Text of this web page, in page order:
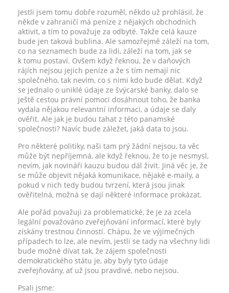
Jestli jsem tomu dobře rozuměl, někdo už prohlásil, že
někde v zahraničí má peníze z nějakých obchodních
aktivit, a tím to považuje za odbyté. Takže celá kauze
bude jen taková bublina. Ale samozřejmě záleží na tom,
co na seznamech bude za lidi, záleží na tom, jak se
k tomu postaví. Ovšem když řeknou, že v daňových
rájích nejsou jejich peníze a že s tím nemají nic
společného, tak nevím, co s nimi kdo bude dělat. Když
se jednalo o uniklé údaje ze švýcarské banky, dalo se
ještě cestou právní pomoci dosáhnout toho, že banka
vydala nějakou relevantní informaci, a údaje se daly
ověřit. Ale jak je budou tahat z této panamské
společnosti? Navíc bude záležet, jaká data to jsou.
Pro některé politiky, naši tam prý žádní nejsou, ta věc
může být nepříjemná, ale když řeknou, že to je nesmysl,
nevím, jak novináři kauzu budou dál živit. Jiná věc je, že
se může objevit nějaká komunikace, nějaké e-maily, a
pokud v nich tedy budou tvrzení, která jsou jinak
ověřitelná, možná se dají některé informace prokázat.
Ale pořád považuji za problematické, že je za zcela
legální považováno zveřejňování informací, které byly
získány trestnou činností. Chápu, že ve výjimečných
případech to lze, ale nevím, jestli se tady na všechny lidi
bude možné dívat tak, že zájem společnosti
demokratického státu je, aby byly tyto údaje
zveřejňovány, ať už jsou pravdivé, nebo nejsou.
Psali jsme: